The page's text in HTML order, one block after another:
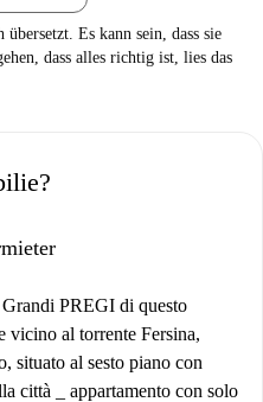
Es kann sein, dass sie
dass alles richtig ist, lies das
PREGI di questo
vicino al torrente Fersina,
situato al sesto piano con
città _ appartamento con solo